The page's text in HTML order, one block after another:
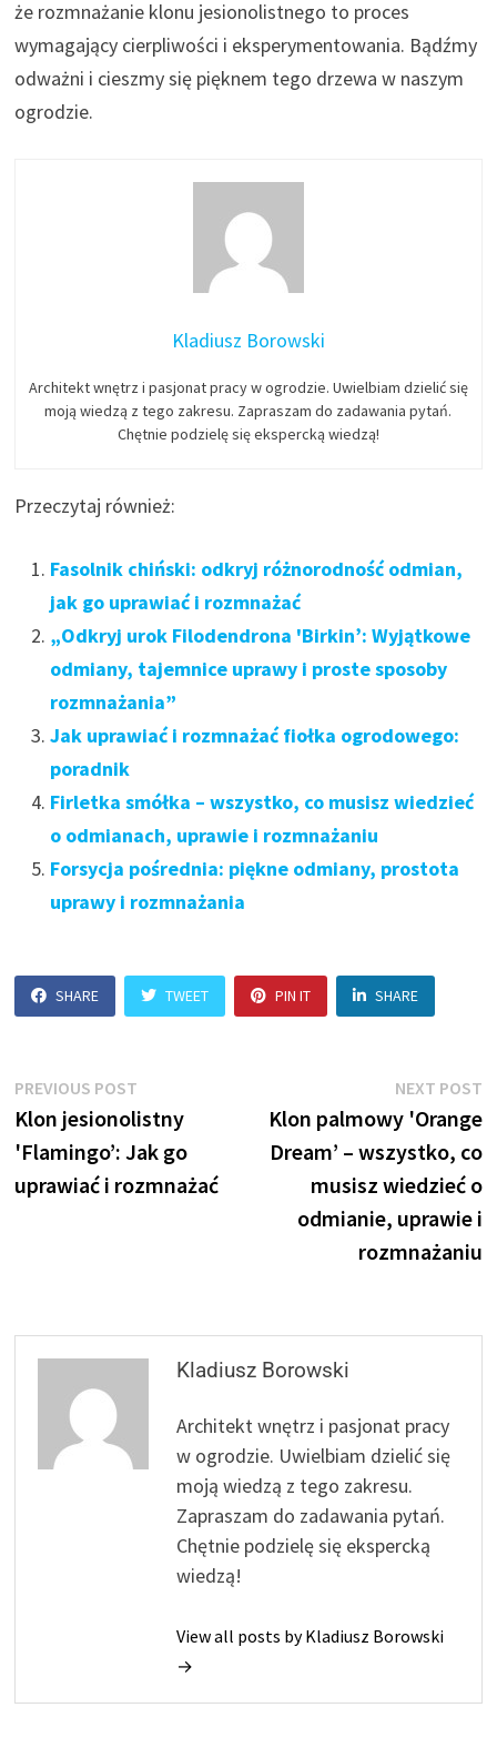
że rozmnażanie klonu jesionolistnego to proces
wymagający cierpliwości i eksperymentowania. Bądźmy
odważni i cieszmy się pięknem tego drzewa w naszym
ogrodzie.
Kladiusz Borowski
Architekt wnętrz i pasjonat pracy w ogrodzie. Uwielbiam dzielić się
moją wiedzą z tego zakresu. Zapraszam do zadawania pytań.
Chętnie podzielę się ekspercką wiedzą!
Przeczytaj również:
Fasolnik chiński: odkryj różnorodność odmian,
jak go uprawiać i rozmnażać
„Odkryj urok Filodendrona 'Birkin’: Wyjątkowe
odmiany, tajemnice uprawy i proste sposoby
rozmnażania”
Jak uprawiać i rozmnażać fiołka ogrodowego:
poradnik
Firletka smółka – wszystko, co musisz wiedzieć
o odmianach, uprawie i rozmnażaniu
Forsycja pośrednia: piękne odmiany, prostota
uprawy i rozmnażania
SHARE TWEET PIN IT SHARE
Nawigacja
wpisu
PREVIOUS POST
post:
Klon jesionolistny
'Flamingo’: Jak go
uprawiać i rozmnażać
NEXT POST
Klon palmowy 'Orange
Dream’ – wszystko, co
musisz wiedzieć o
odmianie, uprawie i
rozmnażaniu
Kladiusz Borowski
Architekt wnętrz i pasjonat pracy
w ogrodzie. Uwielbiam dzielić się
moją wiedzą z tego zakresu.
Zapraszam do zadawania pytań.
Chętnie podzielę się ekspercką
wiedzą!
View all posts by Kladiusz Borowski
→